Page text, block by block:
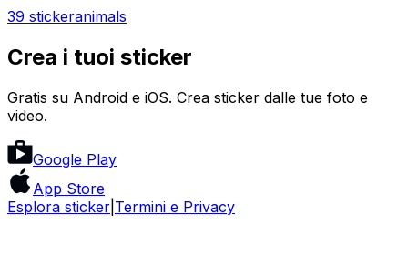
39 stickeranimals
Crea i tuoi sticker
Gratis su Android e iOS. Crea sticker dalle tue foto e
video.
Google Play
App Store
Esplora sticker Termini e Privacy